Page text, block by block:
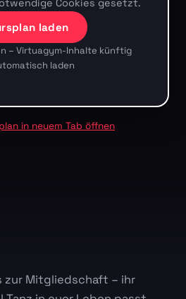
Cookies gesetzt.
laden
– Virtuagym-Inhalte künftig
laden
in neuem Tab öffnen
zur Mitgliedschaft – ihr